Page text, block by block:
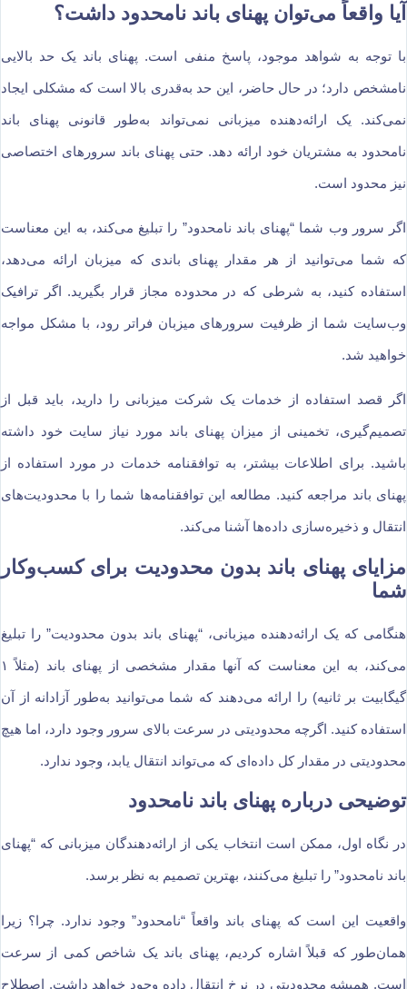
آیا واقعاً می‌توان پهنای باند نامحدود داشت؟
با توجه به شواهد موجود، پاسخ منفی است. پهنای باند یک حد بالایی
نامشخص دارد؛ در حال حاضر، این حد به‌قدری بالا است که مشکلی ایجاد
نمی‌کند. یک ارائه‌دهنده میزبانی نمی‌تواند به‌طور قانونی پهنای باند
نامحدود به مشتریان خود ارائه دهد. حتی پهنای باند سرورهای اختصاصی
نیز محدود است.
اگر سرور وب شما “پهنای باند نامحدود” را تبلیغ می‌کند، به این معناست
که شما می‌توانید از هر مقدار پهنای باندی که میزبان ارائه می‌دهد،
استفاده کنید، به شرطی که در محدوده مجاز قرار بگیرید. اگر ترافیک
وب‌سایت شما از ظرفیت سرورهای میزبان فراتر رود، با مشکل مواجه
خواهید شد.
اگر قصد استفاده از خدمات یک شرکت میزبانی را دارید، باید قبل از
تصمیم‌گیری، تخمینی از میزان پهنای باند مورد نیاز سایت خود داشته
باشید. برای اطلاعات بیشتر، به توافقنامه خدمات در مورد استفاده از
پهنای باند مراجعه کنید. مطالعه این توافقنامه‌ها شما را با محدودیت‌های
انتقال و ذخیره‌سازی داده‌ها آشنا می‌کند.
مزایای پهنای باند بدون محدودیت برای کسب‌وکار
شما
هنگامی که یک ارائه‌دهنده میزبانی، “پهنای باند بدون محدودیت” را تبلیغ
می‌کند، به این معناست که آنها مقدار مشخصی از پهنای باند (مثلاً ۱
گیگابیت بر ثانیه) را ارائه می‌دهند که شما می‌توانید به‌طور آزادانه از آن
استفاده کنید. اگرچه محدودیتی در سرعت بالای سرور وجود دارد، اما هیچ
محدودیتی در مقدار کل داده‌ای که می‌تواند انتقال یابد، وجود ندارد.
توضیحی درباره پهنای باند نامحدود
در نگاه اول، ممکن است انتخاب یکی از ارائه‌دهندگان میزبانی که “پهنای
باند نامحدود” را تبلیغ می‌کنند، بهترین تصمیم به نظر برسد.
واقعیت این است که پهنای باند واقعاً “نامحدود” وجود ندارد. چرا؟ زیرا
همان‌طور که قبلاً اشاره کردیم، پهنای باند یک شاخص کمی از سرعت
است. همیشه محدودیتی در نرخ انتقال داده وجود خواهد داشت. اصطلاح